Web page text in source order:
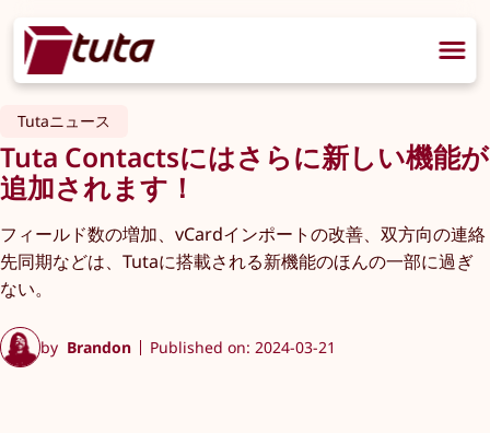
Tutaニュース
Tuta Contactsにはさらに新しい機能が
追加されます！
フィールド数の増加、vCardインポートの改善、双方向の連絡
先同期などは、Tutaに搭載される新機能のほんの一部に過ぎ
ない。
by Brandon Published on: 2024-03-21